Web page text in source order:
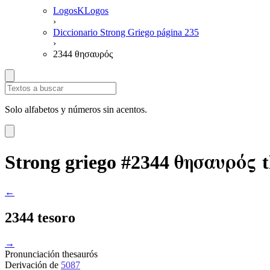
LogosKLogos
›
Diccionario Strong Griego página 235
›
2344 θησαυρός
Solo alfabetos y números sin acentos.
Strong griego #2344 θησαυρός
←
2344 tesoro
→
Pronunciación thesaurós
Derivación de 5087